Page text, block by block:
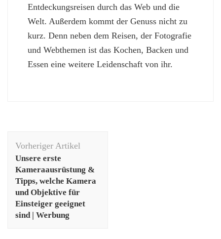
Entdeckungsreisen durch das Web und die
Welt. Außerdem kommt der Genuss nicht zu
kurz. Denn neben dem Reisen, der Fotografie
und Webthemen ist das Kochen, Backen und
Essen eine weitere Leidenschaft von ihr.
Vorheriger Artikel
Unsere erste
Kameraausrüstung &
Tipps, welche Kamera
und Objektive für
Einsteiger geeignet
sind | Werbung